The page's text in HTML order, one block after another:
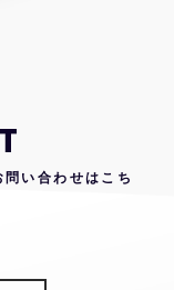
い合わせはこち